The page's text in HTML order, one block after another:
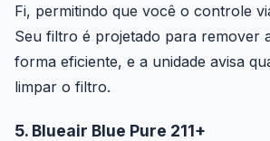
Fi, permitindo que você o controle
Seu filtro é projetado para remover
forma eficiente, e a unidade avisa
limpar o filtro.
5. Blueair Blue Pure 211+